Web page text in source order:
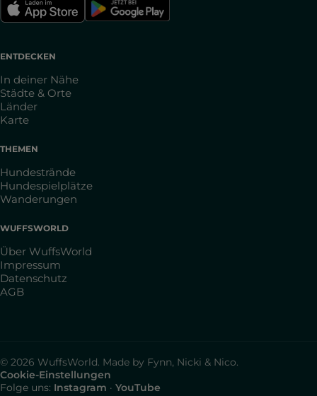
ENTDECKEN
In deiner Nähe
Städte & Orte
Länder
Karte
THEMEN
Hundestrände
Hundespielplätze
Wanderungen
WUFFSWORLD
Über WuffsWorld
Impressum
Datenschutz
AGB
© 2026 WuffsWorld. Made by Fynn, Nicki & Nico.
Cookie-Einstellungen
Folge uns: Instagram · YouTube